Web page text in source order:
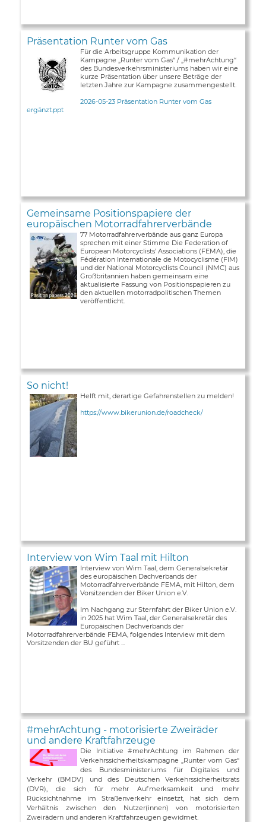
Präsentation Runter vom Gas
Für die Arbeitsgruppe Kommunikation der
Kampagne „Runter vom Gas“ / „#mehrAchtung“
des Bundesverkehrsministeriums haben wir eine
kurze Präsentation über unsere Beträge der
letzten Jahre zur Kampagne zusammengestellt.
2026-05-23 Präsentation Runter vom Gas
ergänzt.ppt
Gemeinsame Positionspapiere der
europäischen Motorradfahrerverbände
77 Motorradfahrerverbände aus ganz Europa
sprechen mit einer Stimme Die Federation of
European Motorcyclists’ Associations (FEMA), die
Fédération Internationale de Motocyclisme (FIM)
und der National Motorcyclists Council (NMC) aus
Großbritannien haben gemeinsam eine
aktualisierte Fassung von Positionspapieren zu
den aktuellen motorradpolitischen Themen
veröffentlicht.
So nicht!
Helft mit, derartige Gefahrenstellen zu melden!
https://www.bikerunion.de/roadcheck/
Interview von Wim Taal mit Hilton
Interview von Wim Taal, dem Generalsekretär
des europäischen Dachverbands der
Motorradfahrerverbände FEMA, mit Hilton, dem
Vorsitzenden der Biker Union e.V.
Im Nachgang zur Sternfahrt der Biker Union e.V.
in 2025 hat Wim Taal, der Generalsekretär des
Europäischen Dachverbands der
Motorradfahrerverbände FEMA, folgendes Interview mit dem
Vorsitzenden der BU geführt ...
#mehrAchtung - motorisierte Zweiräder
und andere Kraftfahrzeuge
Die Initiative #mehrAchtung im Rahmen der
Verkehrssicherheitskampagne „Runter vom Gas“
des Bundesministeriums für Digitales und
Verkehr (BMDV) und des Deutschen Verkehrssicherheitsrats
(DVR), die sich für mehr Aufmerksamkeit und mehr
Rücksichtnahme im Straßenverkehr einsetzt, hat sich dem
Verhältnis zwischen den Nutzer(innen) von motorisierten
Zweirädern und anderen Kraftfahrzeugen gewidmet.